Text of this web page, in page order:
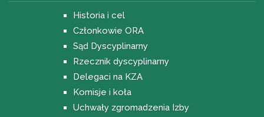
Historia i cel
Członkowie ORA
Sąd Dyscyplinarny
Rzecznik dyscyplinarny
Delegaci na KZA
Komisje i koła
Uchwały zgromadzenia Izby